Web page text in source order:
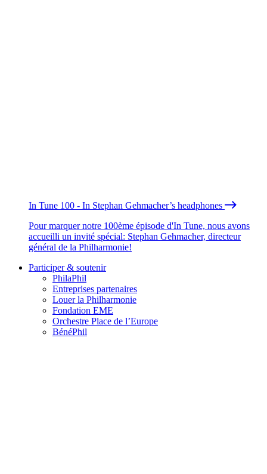
In Tune 100 - In Stephan Gehmacher’s headphones
Pour marquer notre 100ème épisode d'In Tune, nous avons
accueilli un invité spécial: Stephan Gehmacher, directeur
général de la Philharmonie!
Participer & soutenir
PhilaPhil
Entreprises partenaires
Louer la Philharmonie
Fondation EME
Orchestre Place de l’Europe
BénéPhil